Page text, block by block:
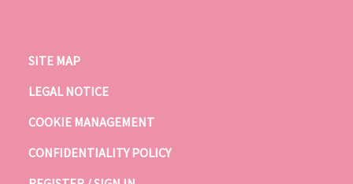
SITE MAP
LEGAL NOTICE
COOKIE MANAGEMENT
CONFIDENTIALITY POLICY